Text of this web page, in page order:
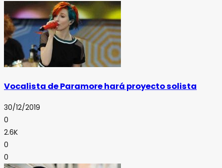
Vocalista de Paramore hará proyecto solista
30/12/2019
0
2.6K
0
0